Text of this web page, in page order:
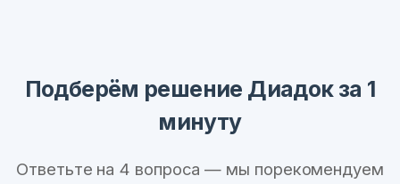
Подберём решение Диадок за 1
минуту
Ответьте на 4 вопроса — мы порекомендуем